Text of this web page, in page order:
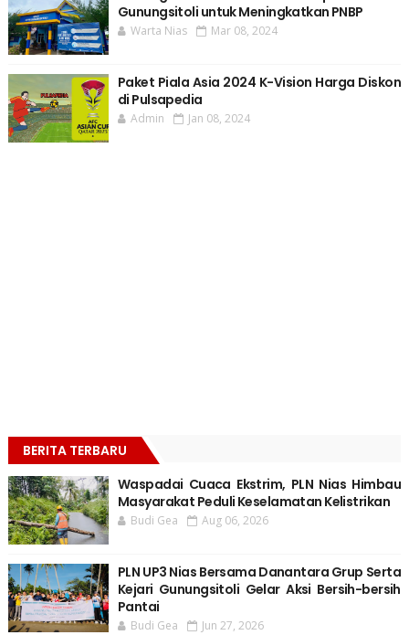
Gunungsitoli untuk Meningkatkan PNBP
Warta Nias Mar 08, 2024
Paket Piala Asia 2024 K-Vision Harga Diskon
di Pulsapedia
Admin Jan 08, 2024
BERITA TERBARU
Waspadai Cuaca Ekstrim, PLN Nias Himbau
Masyarakat Peduli Keselamatan Kelistrikan
Budi Gea Aug 06, 2026
PLN UP3 Nias Bersama Danantara Grup Serta
Kejari Gunungsitoli Gelar Aksi Bersih-bersih
Pantai
Budi Gea Jun 27, 2026